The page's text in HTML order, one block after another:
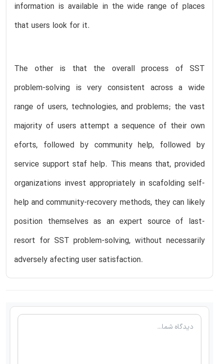
information is available in the wide range of places
that users look for it.
The other is that the overall process of SST
problem-solving is very consistent across a wide
range of users, technologies, and problems; the vast
majority of users attempt a sequence of their own
eforts, followed by community help, followed by
service support staf help. This means that, provided
organizations invest appropriately in scafolding self-
help and community-recovery methods, they can likely
position themselves as an expert source of last-
resort for SST problem-solving, without necessarily
adversely afecting user satisfaction.